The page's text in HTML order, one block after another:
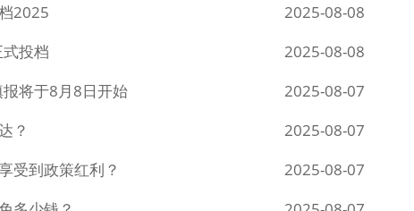
2025
2025-08-08
投档
2025-08-08
将于8月8日开始
2025-08-07
？
2025-08-07
受到政策红利？
2025-08-07